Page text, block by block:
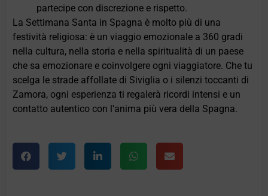
partecipe con discrezione e rispetto.
La Settimana Santa in Spagna è molto più di una
festività religiosa: è un viaggio emozionale a 360 gradi
nella cultura, nella storia e nella spiritualità di un paese
che sa emozionare e coinvolgere ogni viaggiatore. Che tu
scelga le strade affollate di Siviglia o i silenzi toccanti di
Zamora, ogni esperienza ti regalerà ricordi intensi e un
contatto autentico con l'anima più vera della Spagna.